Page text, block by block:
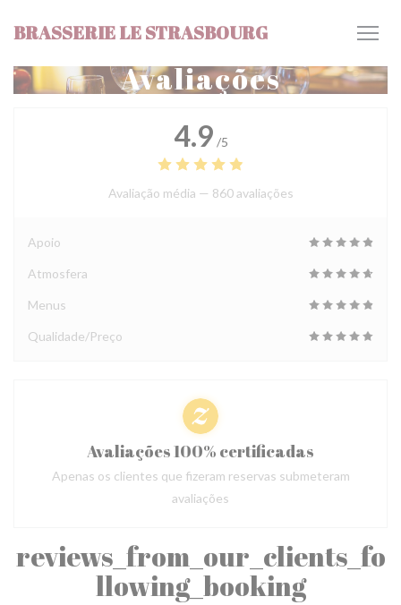
BRASSERIE LE STRASBOURG
Avaliações
reviews_from_our_clients_fo
llowing_booking
4.9 /5
Avaliação média — 860 avaliações
Apoio
Atmosfera
Menus
Qualidade/Preço
Avaliações 100% certificadas
Apenas os clientes que fizeram reservas submeteram
avaliações